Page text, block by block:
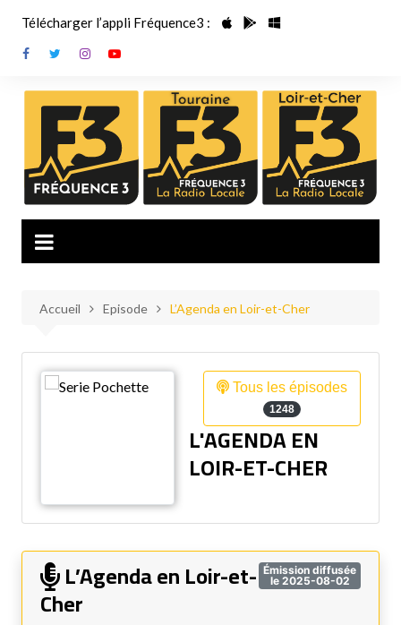
contenu
Télécharger l’appli Fréquence3 :
Accueil Episode L’Agenda en Loir-et-Cher
Tous les épisodes
1248
L'AGENDA EN
LOIR-ET-CHER
Émission diffusée
le 2025-08-02
L’Agenda en Loir-et-
Cher